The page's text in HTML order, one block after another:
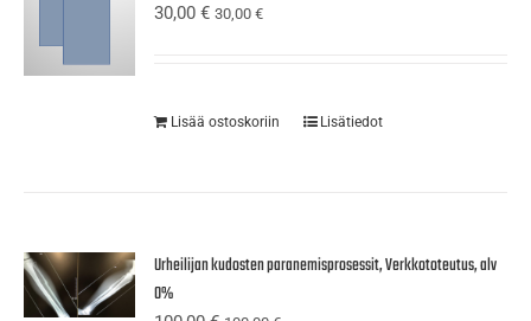
30,00€ 30,00€
Lisää ostoskoriin Lisätiedot
Urheilijan kudosten paranemisprosessit, Verkkototeutus, alv
0%